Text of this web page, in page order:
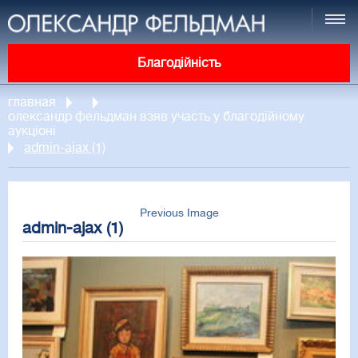
Благодійність
главная
олександр фельдман взяв участь у благодійному
аукціоні
admin-ajax (1)
Previous Image
admin-ajax (1)